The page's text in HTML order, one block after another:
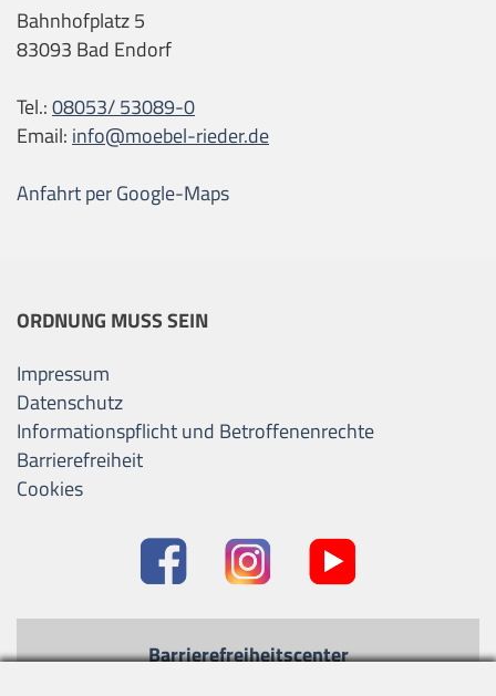
Bahnhofplatz 5
83093 Bad Endorf
Tel.:08053/ 53089-0
Email: info@moebel-rieder.de
Anfahrt per Google-Maps
ORDNUNG MUSS SEIN
Impressum
Datenschutz
Informationspflicht und Betroffenenrechte
Barrierefreiheit
Cookies
Barrierefreiheitscenter